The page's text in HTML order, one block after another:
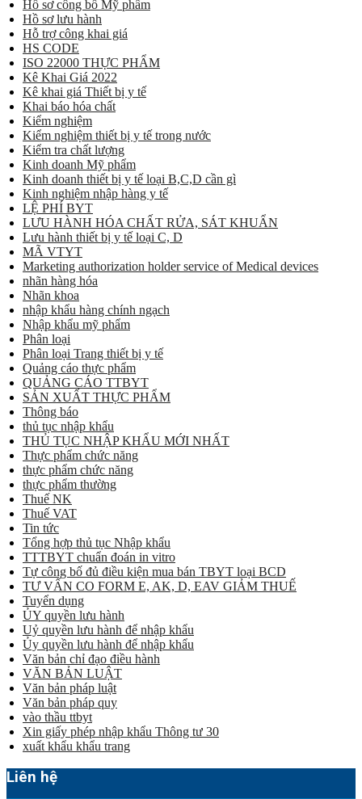
Hồ sơ công bố Mỹ phẩm
Hồ sơ lưu hành
Hỗ trợ công khai giá
HS CODE
ISO 22000 THỰC PHẨM
Kê Khai Giá 2022
Kê khai giá Thiết bị y tế
Khai báo hóa chất
Kiểm nghiệm
Kiểm nghiệm thiết bị y tế trong nước
Kiểm tra chất lượng
Kinh doanh Mỹ phẩm
Kinh doanh thiết bị y tế loại B,C,D cần gì
Kinh nghiệm nhập hàng y tế
LỆ PHÍ BYT
LƯU HÀNH HÓA CHẤT RỬA, SÁT KHUẨN
Lưu hành thiết bị y tế loại C, D
MÃ VTYT
Marketing authorization holder service of Medical devices
nhãn hàng hóa
Nhãn khoa
nhập khẩu hàng chính ngạch
Nhập khẩu mỹ phẩm
Phân loại
Phân loại Trang thiết bị y tế
Quảng cáo thực phẩm
QUẢNG CÁO TTBYT
SẢN XUẤT THỰC PHẨM
Thông báo
thủ tục nhập khẩu
THỦ TỤC NHẬP KHẨU MỚI NHẤT
Thực phẩm chức năng
thực phẩm chức năng
thực phẩm thường
Thuế NK
Thuế VAT
Tin tức
Tổng hợp thủ tục Nhập khẩu
TTTBYT chuẩn đoán in vitro
Tự công bố đủ điều kiện mua bán TBYT loại BCD
TƯ VẤN CO FORM E, AK, D, EAV GIẢM THUẾ
Tuyển dụng
ỦY quyền lưu hành
Uỷ quyền lưu hành để nhập khẩu
Ủy quyền lưu hành để nhập khẩu
Văn bản chỉ đạo điều hành
VĂN BẢN LUẬT
Văn bản pháp luật
Văn bản pháp quy
vào thầu ttbyt
Xin giấy phép nhập khẩu Thông tư 30
xuất khẩu khẩu trang
Liên hệ